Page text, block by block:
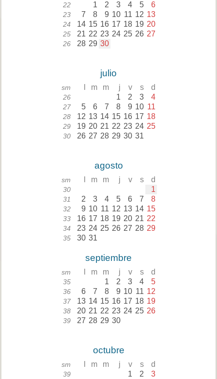
22 1 2 3 4 5 6
23 7 8 9 10 11 12 13
24 14 15 16 17 18 19 20
25 21 22 23 24 25 26 27
26 28 29 30
julio
sm m m j v s d
26 1 2 3 4
27 5 6 7 8 9 10 11
28 12 13 14 15 16 17 18
29 19 20 21 22 23 24 25
30 26 27 28 29 30 31
agosto
sm m m j v s d
30 1
31 2 3 4 5 6 7 8
32 9 10 11 12 13 14 15
33 16 17 18 19 20 21 22
34 23 24 25 26 27 28 29
35 30 31
septiembre
sm m m j v s d
35 1 2 3 4 5
36 6 7 8 9 10 11 12
37 13 14 15 16 17 18 19
38 20 21 22 23 24 25 26
39 27 28 29 30
octubre
sm m m j v s d
39 1 2 3